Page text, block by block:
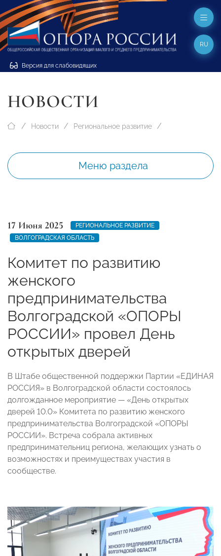
Версия для слабовидящих
RU
НОВОСТИ
Новости Региональное развитие
Меню раздела
17 Июня 2025
РЕГИОНАЛЬНОЕ РАЗВИТИЕ
ВОЛГОГРАДСКАЯ ОБЛАСТЬ
Комитет по развитию
женского
предпринимательства
Волгоградской «ОПОРЫ
РОССИИ» провел День
открытых дверей
В Штабе общественной поддержки Партии «ЕДИНАЯ
РОССИЯ» в Волгоградской области состоялось
долгожданное мероприятие — «День открытых
дверей 10.0» Комитета по развитию женского
предпринимательства Волгоградской «ОПОРЫ
РОССИИ». Встреча собрала активных
предпринимательниц региона, желающих узнать о
возможностях и преимуществах участия в
сообществе.